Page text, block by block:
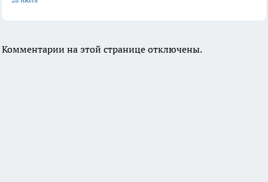
Комментарии на этой странице отключены.